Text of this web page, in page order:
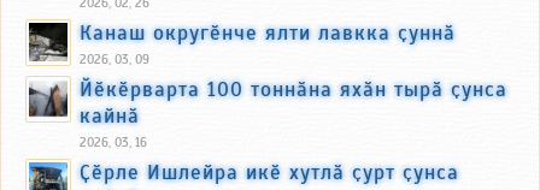
Канаш округӗнче ялти лавкка ҫуннӑ
2026, 03, 09
Йӗкӗрварта 100 тоннӑна яхӑн тырӑ ҫунса
кайнӑ
2026, 03, 16
Ҫӗрле Ишлейра икӗ хутлӑ ҫурт ҫунса